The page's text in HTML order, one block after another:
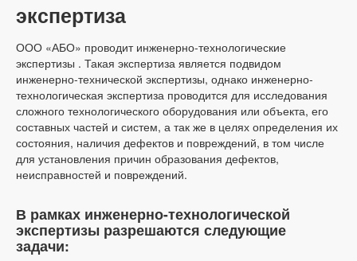
экспертиза
ООО «АБО» проводит инженерно-технологические
экспертизы . Такая экспертиза является подвидом
инженерно-технической экспертизы, однако инженерно-
технологическая экспертиза проводится для исследования
сложного технологического оборудования или объекта, его
составных частей и систем, а так же в целях определения их
состояния, наличия дефектов и повреждений, в том числе
для установления причин образования дефектов,
неисправностей и повреждений.
В рамках инженерно-технологической
экспертизы разрешаются следующие
задачи: